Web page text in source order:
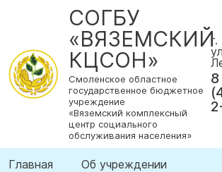
СОГБУ
«ВЯЗЕМСКИЙ
КЦСОН»
Смоленское областное
государственное бюджетное
учреждение
«Вяземский комплексный
центр социального
обслуживания населения»
8
Главная Об учреждении